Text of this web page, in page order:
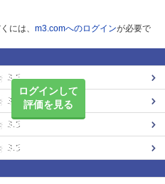
には、 m3.comへのログインが必要で
ログインして
評価を見る